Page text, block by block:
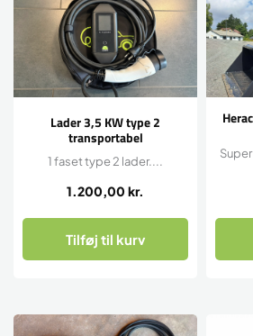
Lader 3,5 KW type 2
transportabel
1.200,00 kr.
1 faset type 2 lader....
Tilføj til kurv